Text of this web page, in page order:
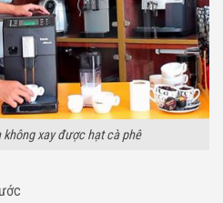
xay được hạt cà phê